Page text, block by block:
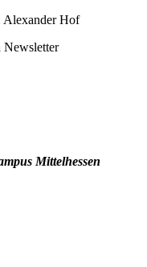
Alexander Hof
Newsletter
Mittelhessen